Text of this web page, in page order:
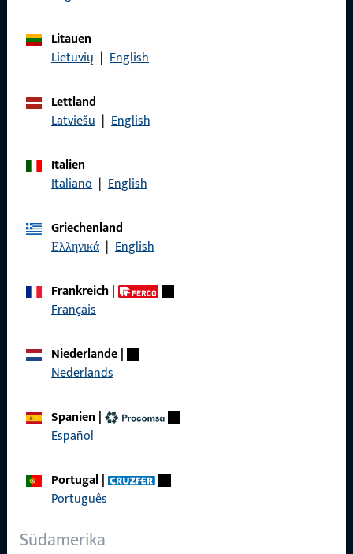
Litauen
Lietuvių | English
Lettland
Latviešu | English
Italien
Italiano | English
Griechenland
Ελληνικά | English
Frankreich|
Français
Niederlande|
Nederlands
Spanien |
Español
Portugal|
Português
Südamerika
Allgemeines
Schnelleinstieg
Produkte
Produktkatalog